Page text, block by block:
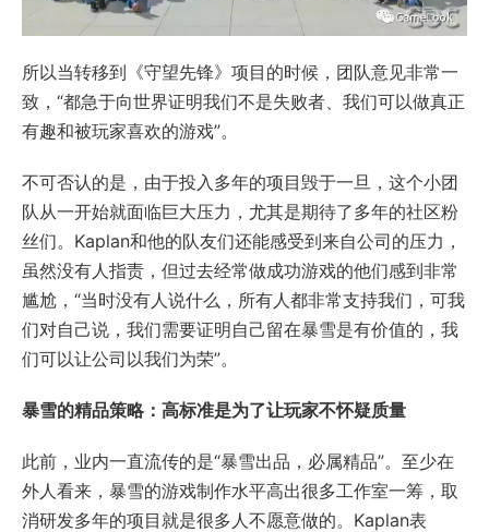
所以当转移到《守望先锋》项目的时候，团队意见非常一
致，“都急于向世界证明我们不是失败者、我们可以做真正
有趣和被玩家喜欢的游戏”。
不可否认的是，由于投入多年的项目毁于一旦，这个小团
队从一开始就面临巨大压力，尤其是期待了多年的社区粉
丝们。Kaplan和他的队友们还能感受到来自公司的压力，
虽然没有人指责，但过去经常做成功游戏的他们感到非常
尴尬，“当时没有人说什么，所有人都非常支持我们，可我
们对自己说，我们需要证明自己留在暴雪是有价值的，我
们可以让公司以我们为荣”。
暴雪的精品策略：高标准是为了让玩家不怀疑质量
此前，业内一直流传的是“暴雪出品，必属精品”。至少在
外人看来，暴雪的游戏制作水平高出很多工作室一筹，取
消研发多年的项目就是很多人不愿意做的。Kaplan表